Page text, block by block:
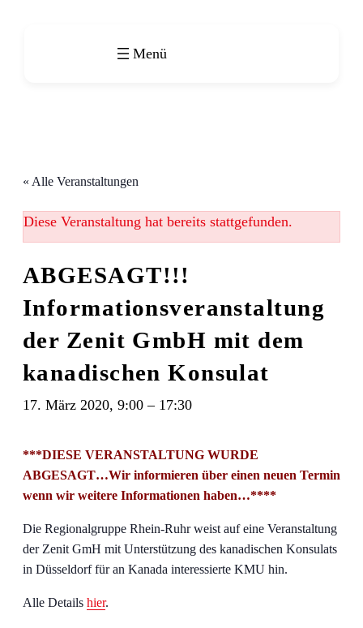
« Alle Veranstaltungen
Diese Veranstaltung hat bereits stattgefunden.
ABGESAGT!!!
Informationsveranstaltung
der Zenit GmbH mit dem
kanadischen Konsulat
17. März 2020, 9:00 – 17:30
***DIESE VERANSTALTUNG WURDE
ABGESAGT…Wir informieren über einen neuen Termin
wenn wir weitere Informationen haben…****
Die Regionalgruppe Rhein-Ruhr weist auf eine Veranstaltung
der Zenit GmH mit Unterstützung des kanadischen Konsulats
in Düsseldorf für an Kanada interessierte KMU hin.
Alle Details hier.